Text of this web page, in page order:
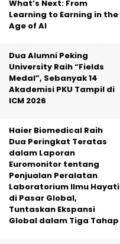
What’s Next: From
Learning to Earning in the
Age of AI
Dua Alumni Peking
University Raih “Fields
Medal”, Sebanyak 14
Akademisi PKU Tampil di
ICM 2026
Haier Biomedical Raih
Dua Peringkat Teratas
dalam Laporan
Euromonitor tentang
Penjualan Peralatan
Laboratorium Ilmu Hayati
di Pasar Global,
Tuntaskan Ekspansi
Global dalam Tiga Tahap